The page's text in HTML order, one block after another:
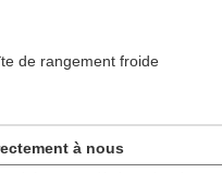
de rangement froide
à nous